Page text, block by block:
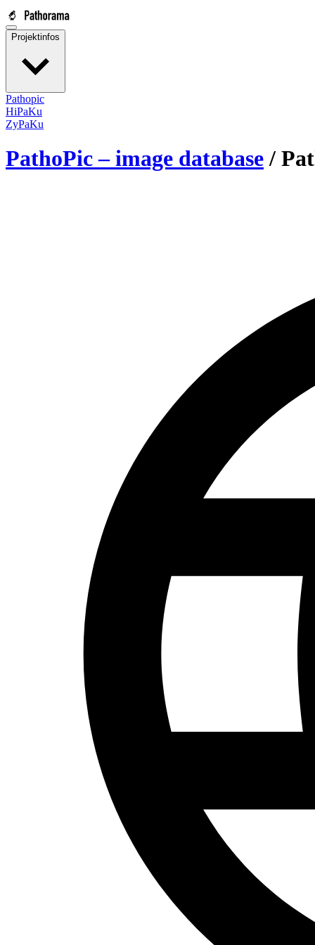
Projektinfos
Pathopic
HiPaKu
ZyPaKu
PathoPic – image database /